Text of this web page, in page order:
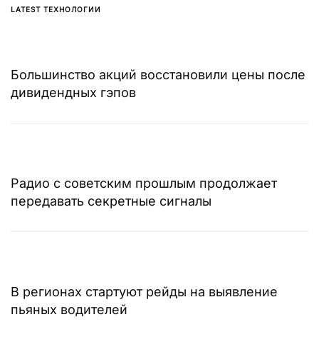
LATEST ТЕХНОЛОГИИ
Большинство акций восстановили цены после
дивидендных гэпов
Радио с советским прошлым продолжает
передавать секретные сигналы
В регионах стартуют рейды на выявление
пьяных водителей